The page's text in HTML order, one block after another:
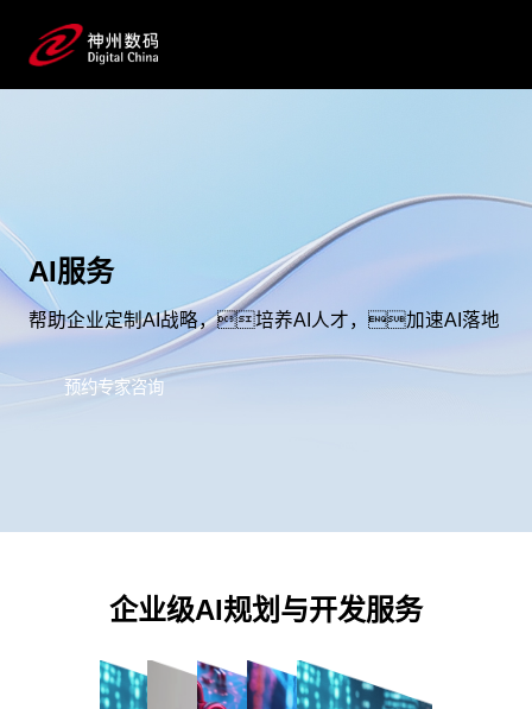
AI服务
帮助企业定制AI战略，培养AI人才，加速AI落地
预约专家咨询
企业级AI规划与开发服务